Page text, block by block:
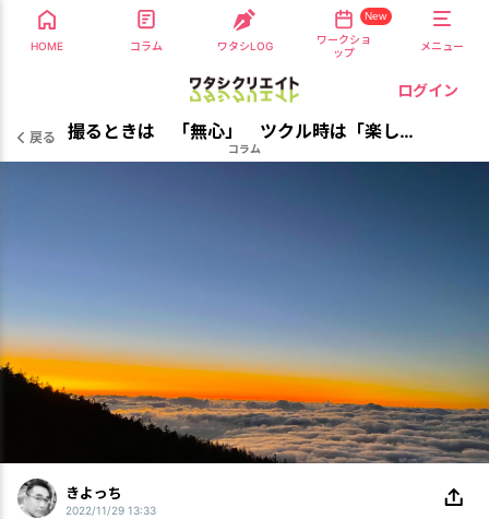
HOME コラム ワタシLOG
New
ワークショ
ップ
メニュー
ログイン
戻る 撮るときは 「無心」 ツクル時は「楽しみ」
コラム
きよっち
2022/11/29 13:33